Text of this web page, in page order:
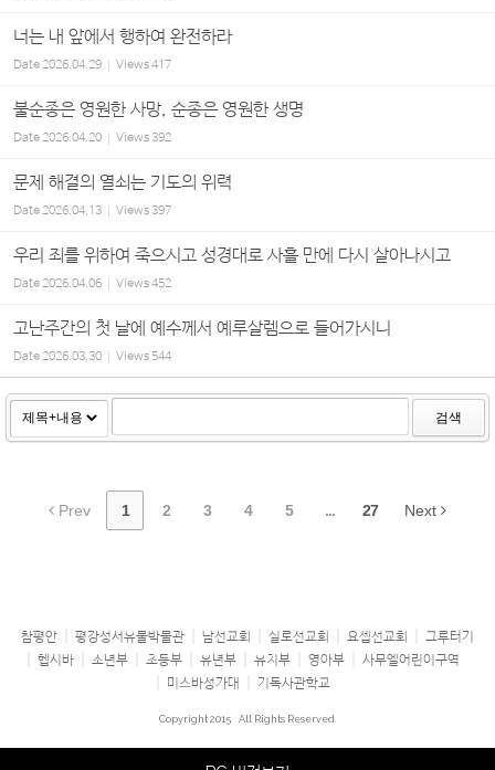
너는 내 앞에서 행하여 완전하라
Date2026.04.29 Views417
불순종은 영원한 사망, 순종은 영원한 생명
Date2026.04.20 Views392
문제 해결의 열쇠는 기도의 위력
Date2026.04.13 Views397
우리 죄를 위하여 죽으시고 성경대로 사흘 만에 다시 살아나시고
Date2026.04.06 Views452
고난주간의 첫 날에 예수께서 예루살렘으로 들어가시니
Date2026.03.30 Views 544
검색
Prev 1 2 3 4 5 ... 27 Next
참평안 평강성서유물박물관 남선교회 실로선교회 요셉선교회
그루터기
헵시바
소년부 초등부 유년부 유치부 영아부
사무엘어린이구역
미스바성가대
기독사관학교
Copyright 2015 All Rights Reserved.